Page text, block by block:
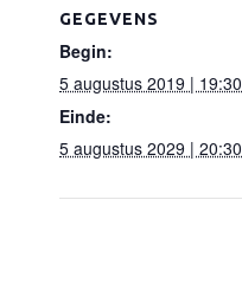
GEGEVENS
Begin:
5 augustus 2019 | 19:30
Einde:
5 augustus 2029 | 20:30